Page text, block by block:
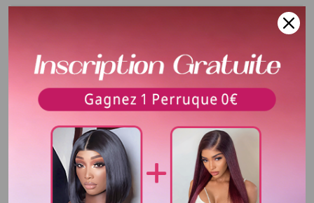
Couleur de cheveux Comme indiqué sur l'image
Taille de lace Comme indiqué sur l'image
Couleur de lace lace transparent
200% densité
10-30 pouce